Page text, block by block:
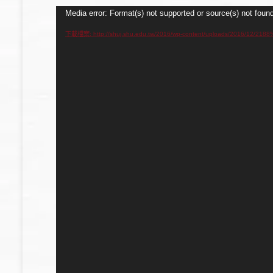
Media error: Format(s) not supported or source(s) not found
下載檔案: http://shuj.shu.edu.tw/2016/wp-content/uploads/2016/12/